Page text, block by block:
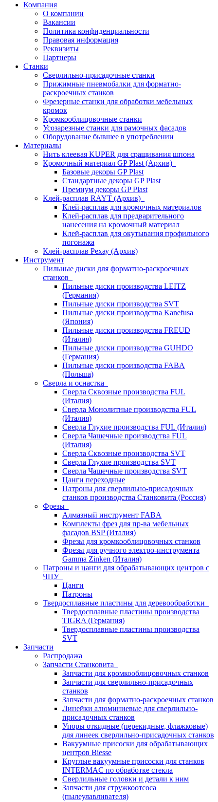
Компания
О компании
Вакансии
Политика конфиденциальности
Правовая информация
Реквизиты
Партнеры
Станки
Сверлильно-присадочные станки
Прижимные пневмобалки для форматно-
раскроечных станков
Фрезерные станки для обработки мебельных
кромок
Кромкооблицовочные станки
Усозарезные станки для рамочных фасадов
Оборудование бывшее в употреблении
Материалы
Нить клеевая KUPER для сращивания шпона
Кромочный материал GP Plast (Архив)
Базовые декоры GP Plast
Стандартные декоры GP Plast
Премиум декоры GP Plast
Клей-расплав RAYT (Архив)
Клей-расплав для кромочных материалов
Клей-расплав для предварительного
нанесения на кромочный материал
Клей-расплав для окутывания профильного
погонажа
Клей-расплав Рехау (Архив)
Инструмент
Пильные диски для форматно-раскроечных
станков
Пильные диски производства LEITZ
(Германия)
Пильные диски производства SVT
Пильные диски производства Kanefusa
(Япония)
Пильные диски производства FREUD
(Италия)
Пильные диски производства GUHDO
(Германия)
Пильные диски производства FABA
(Польша)
Сверла и оснастка
Сверла Сквозные производства FUL
(Италия)
Сверла Монолитные производства FUL
(Италия)
Сверла Глухие производства FUL (Италия)
Сверла Чашечные производства FUL
(Италия)
Сверла Сквозные производства SVT
Сверла Глухие производства SVT
Сверла Чашечные производства SVT
Цанги переходные
Патроны для сверлильно-присадочных
станков производства Станковита (Россия)
Фрезы
Алмазный инструмент FABA
Комплекты фрез для пр-ва мебельных
фасадов BSP (Италия)
Фрезы для кромкооблицовочных станков
Фрезы для ручного электро-инструмента
Gamma Zinken (Италия)
Патроны и цанги для обрабатывающих центров с
ЧПУ
Цанги
Патроны
Твердосплавные пластины для деревообработки
Твердосплавные пластины производства
TIGRA (Германия)
Твердосплавные пластины производства
SVT
Запчасти
Распродажа
Запчасти Станковита
Запчасти для кромкооблицовочных станков
Запчасти для сверлильно-присадочных
станков
Запчасти для форматно-раскроечных станков
Линейки алюминиевые для сверлильно-
присадочных станков
Упоры откидные (перекидные, флажковые)
для линеек сверлильно-присадочных станков
Вакуумные присоски для обрабатывающих
центров Biesse
Круглые вакуумные присоски для станков
INTERMAC по обработке стекла
Сверлильные головки и детали к ним
Запчасти для стружкоотсоса
(пылеулавливателя)